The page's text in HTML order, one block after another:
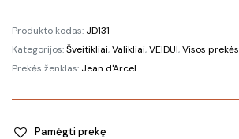
Produkto kodas: JD131
Kategorijos:Šveitikliai,Valikliai,VEIDUI,Visos prekės
Prekės ženklas: Jean d'Arcel
Pamėgti prekę